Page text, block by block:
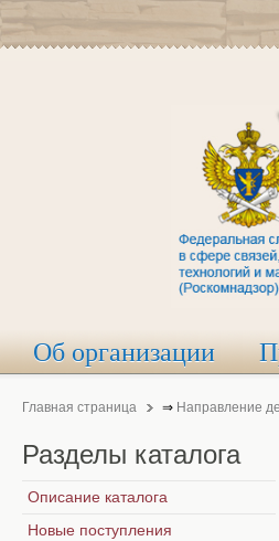
Об организации
Главная страница ⇒ Направление
Разделы каталога
Описание каталога
Новые поступления